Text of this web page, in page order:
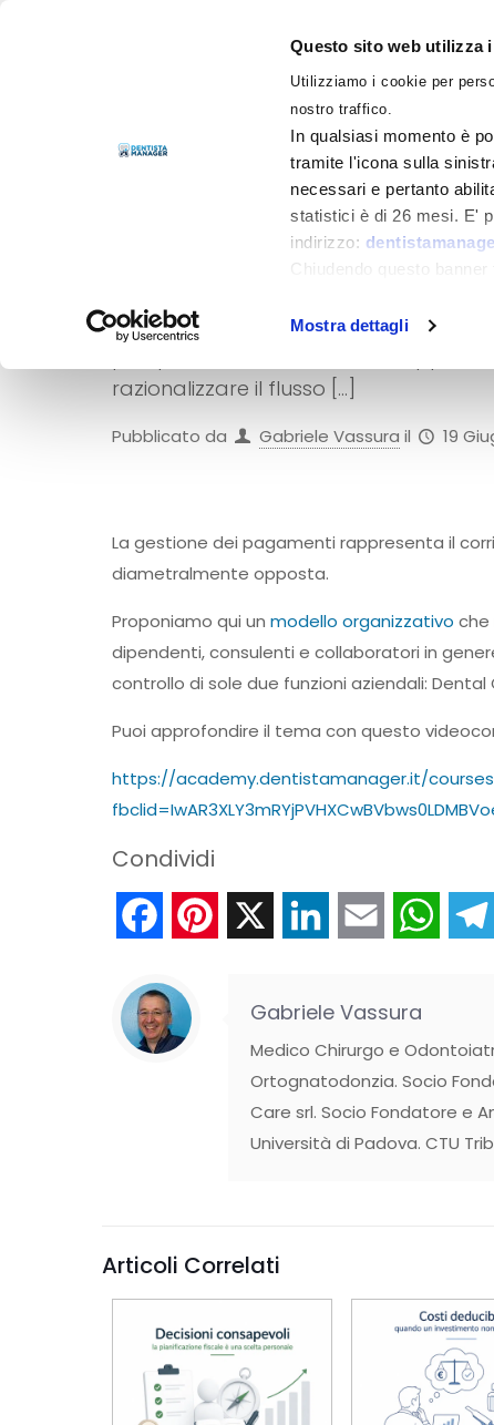
Questo sito web utilizza
Utilizziamo i cookie per
nostro traffico.
In qualsiasi momento è
tramite l'icona sulla
necessari e pertanto
statistici è di 26 mesi. E'
indirizzo:
Chiudendo questo
Mostra dettagli
LA GESTIONE DEI
La gestione dei pagamenti
razionalizzare il flusso […]
Pubblicato da Gabriele Vassura il 19
La gestione dei pagamenti rappresenta il
diametralmente opposta.
Proponiamo qui un modello organizzativo che
dipendenti, consulenti e collaboratori in
controllo di sole due funzioni aziendali:
Puoi approfondire il tema con questo
https://academy.dentistamanager.it/
Condividi
FacebookPinterest LinkedIn Email
Gabriele Vassura
Medico Chirurgo e
Ortognatodonzia. Socio
Care srl. Socio Fondatore e
Università di Padova. CTU
Articoli Correlati